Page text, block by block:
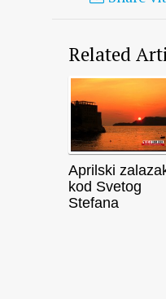
Related
Aprilski
kod Svetog
Stefana